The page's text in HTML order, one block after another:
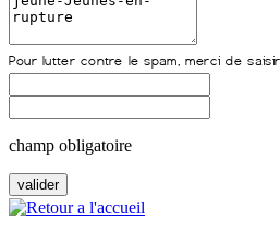
champ obligatoire